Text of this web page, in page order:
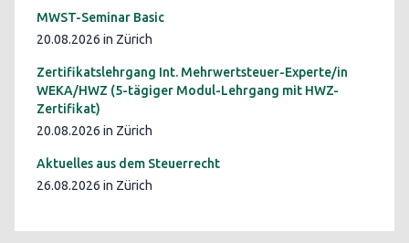
MWST-Seminar Basic
20.08.2026 in Zürich
Zertifikatslehrgang Int. Mehrwertsteuer-Experte/in
WEKA/HWZ (5-tägiger Modul-Lehrgang mit HWZ-
Zertifikat)
20.08.2026 in Zürich
Aktuelles aus dem Steuerrecht
26.08.2026 in Zürich